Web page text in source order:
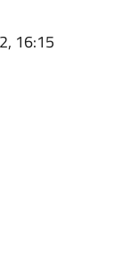
16:15